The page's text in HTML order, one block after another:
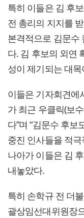
특히 이들은 김 후
전 총리의 지지를
본격적으로 김문수
다. 김 후보의 외연
성이 제기되는 대목
이들은 기자회견에
가 최근 우클릭(보
다”며 “김문수 후
중진 인사들을 적
나아가 이들은 김
내놓았다.
특히 손학규 전 더
괄상임선대위원장